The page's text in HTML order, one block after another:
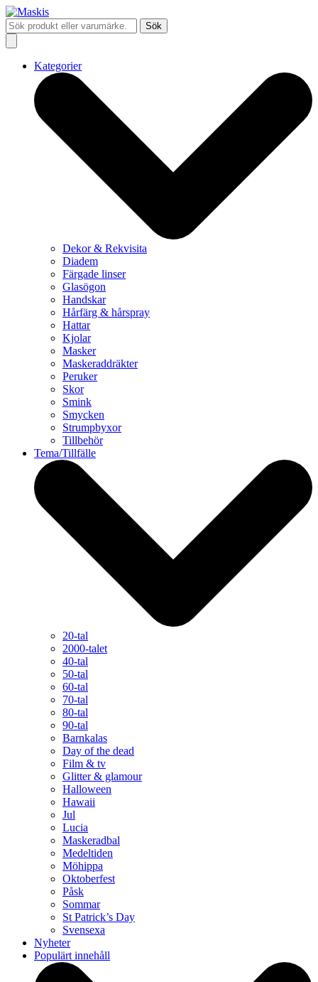
Sök
Kategorier
Dekor & Rekvisita
Diadem
Färgade linser
Glasögon
Handskar
Hårfärg & hårspray
Hattar
Kjolar
Masker
Maskeraddräkter
Peruker
Skor
Smink
Smycken
Strumpbyxor
Tillbehör
Tema/Tillfälle
20-tal
2000-talet
40-tal
50-tal
60-tal
70-tal
80-tal
90-tal
Barnkalas
Day of the dead
Film & tv
Glitter & glamour
Halloween
Hawaii
Jul
Lucia
Maskeradbal
Medeltiden
Möhippa
Oktoberfest
Påsk
Sommar
St Patrick’s Day
Svensexa
Nyheter
Populärt innehåll